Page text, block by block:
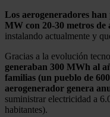
Los aerogeneradores
MW con 20-30 metros
instalando actualmente y
Gracias a la evolución
generaban 300 MWh al
familias (un pueblo de
aerogenerador genera
suministrar electricidad a
habitantes).